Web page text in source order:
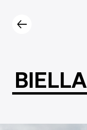
BIELLA